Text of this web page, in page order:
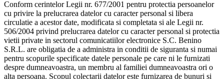
Conform cerintelor Legii nr. 677/2001 pentru protectia persoanelor
cu privire la prelucrarea datelor cu caracter personal si libera
circulatie a acestor date, modificata si completata si ale Legii nr.
506/2004 privind prelucrarea datelor cu caracter personal si protectia
vietii private in sectorul comunicatiilor electronice S.C. Benino
S.R.L. are obligatia de a administra in conditii de siguranta si numai
pentru scopurile specificate datele personale pe care ni le furnizati
despre dumneavoastra, un membru al familiei dumneavoastra ori o
alta persoana. Scopul colectarii datelor este furnizarea de bunuri si